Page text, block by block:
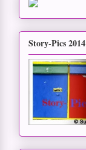
Story-Pics 2014